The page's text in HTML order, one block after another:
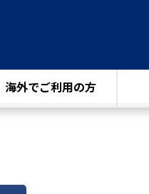
海外でご利用の方